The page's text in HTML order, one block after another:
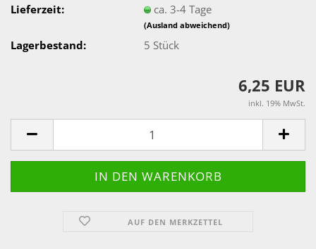
Lieferzeit:
ca. 3-4 Tage
(Ausland abweichend)
Lagerbestand: 5 Stück
6,25 EUR
inkl. 19% MwSt.
AUF DEN MERKZETTEL